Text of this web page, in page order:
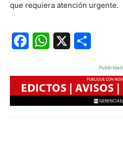
que requiera atención urgente.
FacebookWhatsApp
Publicidad